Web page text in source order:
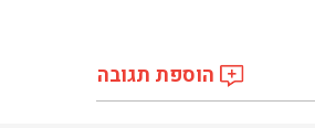
הוספת תגובה